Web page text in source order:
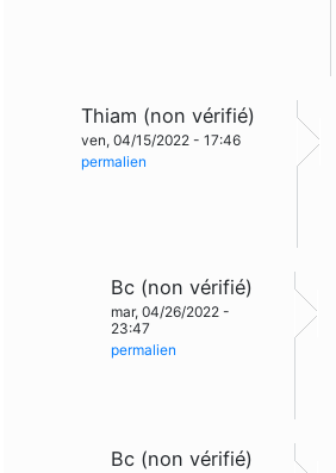
Thiam (non vérifié)
ven, 04/15/2022 - 17:46
permalien
Bc (non vérifié)
mar, 04/26/2022 -
23:47
permalien
Bc (non vérifié)